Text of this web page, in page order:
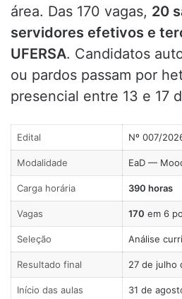
área. Das 170 vagas, 20
servidores efetivos e
UFERSA. Candidatos
ou pardos passam por
presencial entre 13 e 17
Edital Nº 007/
Modalidade EaD —
Carga horária 390 horas
Vagas 170 em 6
Seleção Análise
Resultado final 27 de julho
Início das aulas 31 de